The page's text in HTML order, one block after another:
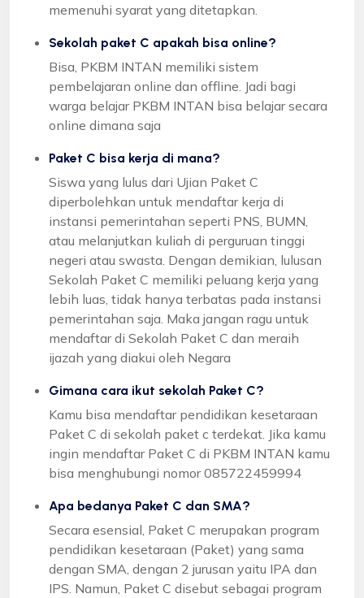
memenuhi syarat yang ditetapkan.
Sekolah paket C apakah bisa online?
Bisa, PKBM INTAN memiliki sistem
pembelajaran online dan offline. Jadi bagi
warga belajar PKBM INTAN bisa belajar secara
online dimana saja
Paket C bisa kerja di mana?
Siswa yang lulus dari Ujian Paket C
diperbolehkan untuk mendaftar kerja di
instansi pemerintahan seperti PNS, BUMN,
atau melanjutkan kuliah di perguruan tinggi
negeri atau swasta. Dengan demikian, lulusan
Sekolah Paket C memiliki peluang kerja yang
lebih luas, tidak hanya terbatas pada instansi
pemerintahan saja. Maka jangan ragu untuk
mendaftar di Sekolah Paket C dan meraih
ijazah yang diakui oleh Negara
Gimana cara ikut sekolah Paket C?
Kamu bisa mendaftar pendidikan kesetaraan
Paket C di sekolah paket c terdekat. Jika kamu
ingin mendaftar Paket C di PKBM INTAN kamu
bisa menghubungi nomor 085722459994
Apa bedanya Paket C dan SMA?
Secara esensial, Paket C merupakan program
pendidikan kesetaraan (Paket) yang sama
dengan SMA, dengan 2 jurusan yaitu IPA dan
IPS. Namun, Paket C disebut sebagai program